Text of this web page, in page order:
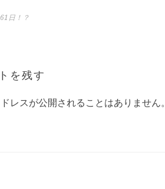
日！？
を残す
レスが公開されることはありません。